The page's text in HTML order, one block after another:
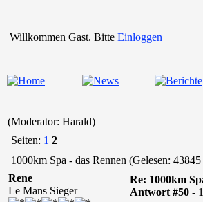
Willkommen Gast. Bitte Einloggen
(Moderator: Harald)
Seiten: 1 2
1000km Spa - das Rennen (Gelesen:
Rene
Le Mans Sieger
Re: 1000km
Antwort #50 -